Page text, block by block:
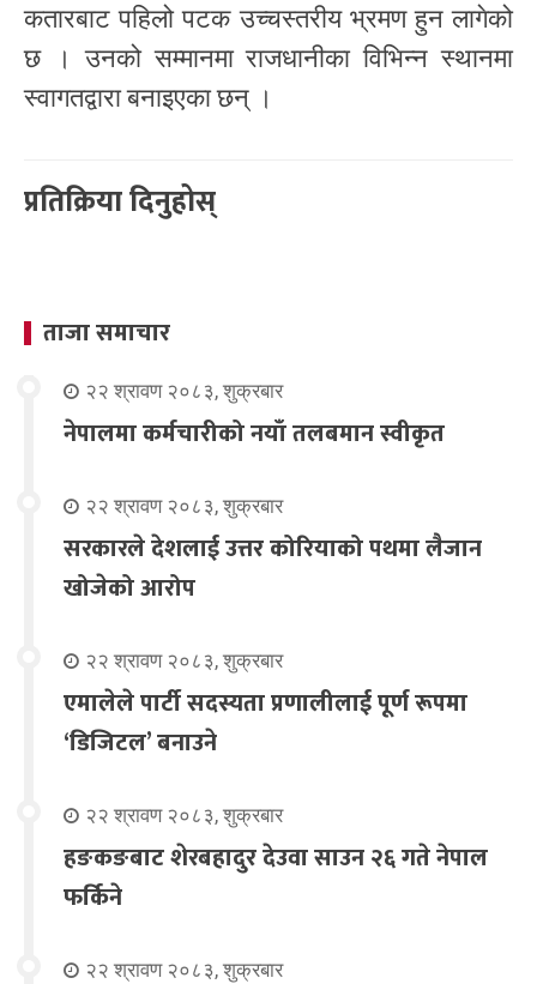
कतारबाट पहिलो पटक उच्चस्तरीय भ्रमण हुन लागेको
छ । उनको सम्मानमा राजधानीका विभिन्न स्थानमा
स्वागतद्वारा बनाइएका छन् ।
प्रतिक्रिया दिनुहोस्
ताजा समाचार
२२ श्रावण २०८३, शुक्रबार
नेपालमा कर्मचारीको नयाँ तलबमान स्वीकृत
२२ श्रावण २०८३, शुक्रबार
सरकारले देशलाई उत्तर कोरियाको पथमा लैजान
खोजेको आरोप
२२ श्रावण २०८३, शुक्रबार
एमालेले पार्टी सदस्यता प्रणालीलाई पूर्ण रूपमा
‘डिजिटल’ बनाउने
२२ श्रावण २०८३, शुक्रबार
हङकङबाट शेरबहादुर देउवा साउन २६ गते नेपाल
फर्किने
२२ श्रावण २०८३, शुक्रबार